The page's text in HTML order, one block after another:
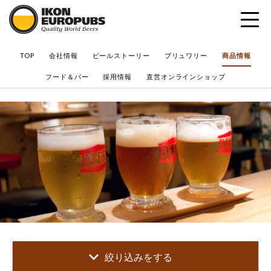
TOP 会社情報 ビールストーリー ブリュワリー 商品情報
フード＆バー 採用情報 直営オンラインショップ
絞り込みをする